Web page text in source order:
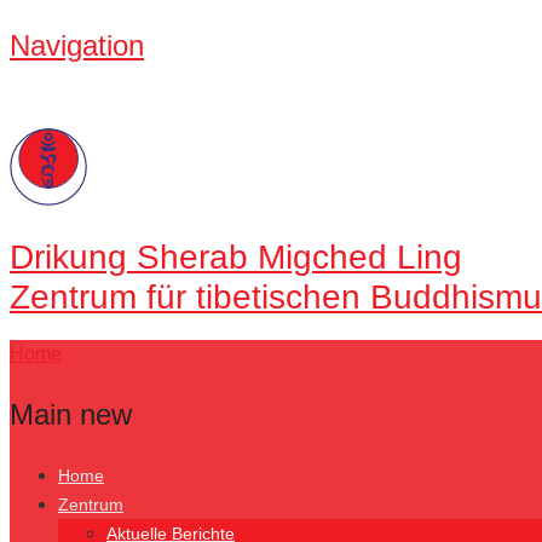
Navigation
Drikung Sherab Migched Ling
Zentrum für tibetischen
Home
Main new
Home
Zentrum
Aktuelle Berichte